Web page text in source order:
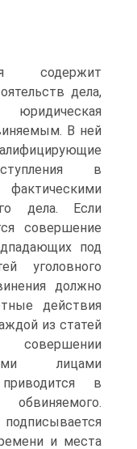
содержит
дела,
В ней
в
дела. Если
совершение
под
уголовного
должно
действия
из статей
совершении
лицами
в
и места